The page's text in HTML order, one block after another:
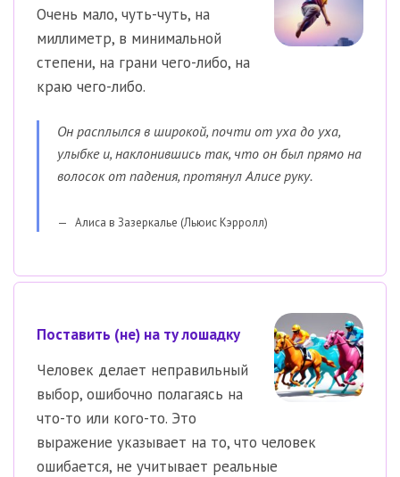
Очень мало, чуть-чуть, на
миллиметр, в минимальной
степени, на грани чего-либо, на
краю чего-либо.
Он расплылся в широкой, почти от уха до уха,
улыбке и, наклонившись так, что он был прямо на
волосок от падения, протянул Алисе руку.
Алиса в Зазеркалье (Льюис Кэрролл)
Поставить (не) на ту лошадку
Человек делает неправильный
выбор, ошибочно полагаясь на
что-то или кого-то. Это
выражение указывает на то, что человек
ошибается, не учитывает реальные